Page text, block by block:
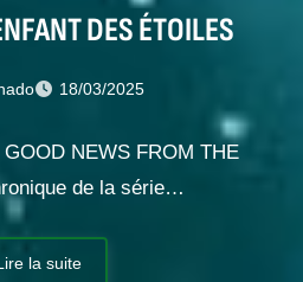
DES ÉTOILES
18/03/2025
NEWS FROM THE
de la série…
la suite